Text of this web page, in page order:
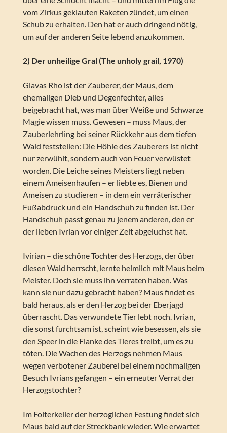
vom Zirkus geklauten Raketen zündet, um einen
Schub zu erhalten. Den hat er auch dringend nötig,
um auf der anderen Seite lebend anzukommen.
2) Der unheilige Gral (The unholy grail, 1970)
Glavas Rho ist der Zauberer, der Maus, dem
ehemaligen Dieb und Degenfechter, alles
beigebracht hat, was man über Weiße und Schwarze
Magie wissen muss. Gewesen – muss Maus, der
Zauberlehrling bei seiner Rückkehr aus dem tiefen
Wald feststellen: Die Höhle des Zauberers ist nicht
nur zerwühlt, sondern auch von Feuer verwüstet
worden. Die Leiche seines Meisters liegt neben
einem Ameisenhaufen – er liebte es, Bienen und
Ameisen zu studieren – in dem ein verräterischer
Fußabdruck und ein Handschuh zu finden ist. Der
Handschuh passt genau zu jenem anderen, den er
der lieben Ivrian vor einiger Zeit abgeluchst hat.
Ivirian – die schöne Tochter des Herzogs, der über
diesen Wald herrscht, lernte heimlich mit Maus beim
Meister. Doch sie muss ihn verraten haben. Was
kann sie nur dazu gebracht haben? Maus findet es
bald heraus, als er den Herzog bei der Eberjagd
überrascht. Das verwundete Tier lebt noch. Ivrian,
die sonst furchtsam ist, scheint wie besessen, als sie
den Speer in die Flanke des Tieres treibt, um es zu
töten. Die Wachen des Herzogs nehmen Maus
wegen verbotener Zauberei bei einem nochmaligen
Besuch Ivrians gefangen – ein erneuter Verrat der
Herzogstochter?
Im Folterkeller der herzoglichen Festung findet sich
Maus bald auf der Streckbank wieder. Wie erwartet